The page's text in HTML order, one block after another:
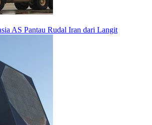
AS Pantau Rudal Iran dari Langit